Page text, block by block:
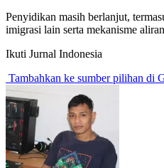
Penyidikan masih berlanjut,
imigrasi lain serta mekanisme
Ikuti Jurnal Indonesia
Tambahkan ke sumber pilihan di